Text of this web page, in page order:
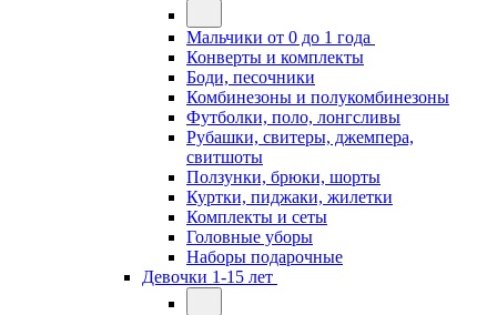
Мальчики от 0 до 1 года
Конверты и комплекты
Боди, песочники
Комбинезоны и полукомбинезоны
Футболки, поло, лонгсливы
Рубашки, свитеры, джемпера,
свитшоты
Ползунки, брюки, шорты
Куртки, пиджаки, жилетки
Комплекты и сеты
Головные уборы
Наборы подарочные
Девочки 1-15 лет